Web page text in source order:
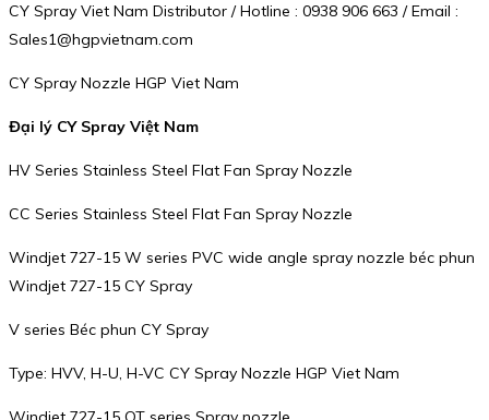
CY Spray Viet Nam Distributor / Hotline : 0938 906 663 / Email :
Sales1@hgpvietnam.com
CY Spray Nozzle HGP Viet Nam
Đại lý CY Spray Việt Nam
HV Series Stainless Steel Flat Fan Spray Nozzle
CC Series Stainless Steel Flat Fan Spray Nozzle
Windjet 727-15 W series PVC wide angle spray nozzle béc phun
Windjet 727-15 CY Spray
V series Béc phun CY Spray
Type: HVV, H-U, H-VC CY Spray Nozzle HGP Viet Nam